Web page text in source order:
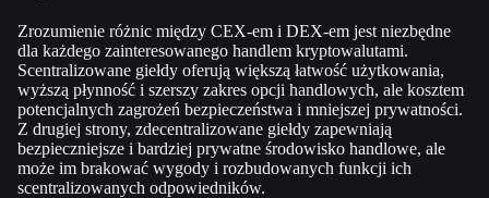
Zrozumienie różnic między CEX-em i DEX-em jest niezbędne
dla każdego zainteresowanego handlem kryptowalutami.
Scentralizowane giełdy oferują większą łatwość użytkowania,
wyższą płynność i szerszy zakres opcji handlowych, ale kosztem
potencjalnych zagrożeń bezpieczeństwa i mniejszej prywatności.
Z drugiej strony, zdecentralizowane giełdy zapewniają
bezpieczniejsze i bardziej prywatne środowisko handlowe, ale
może im brakować wygody i rozbudowanych funkcji ich
scentralizowanych odpowiedników.